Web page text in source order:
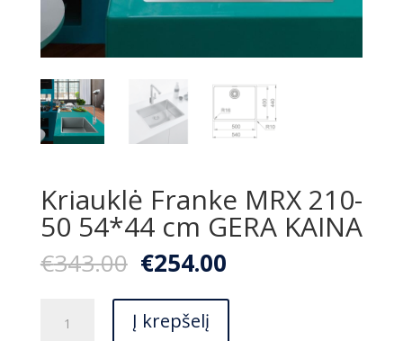
Kriauklė Franke MRX 210-
50 54*44 cm GERA KAINA
€343.00 Original
price
was:
€343.00.
€254.00Current
is:
kiekis:
Į krepšelį